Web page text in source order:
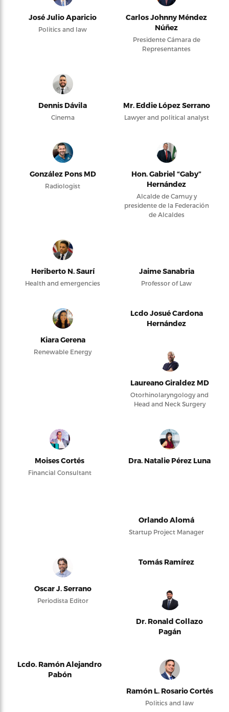
José Julio Aparicio
Politics and law
Carlos Johnny Méndez
Núñez
Presidente Cámara de
Representantes
Dennis Dávila
Cinema
Mr. Eddie López Serrano
Lawyer and political analyst
González Pons MD
Radiologist
Hon. Gabriel “Gaby”
Hernández
Alcalde de Camuy y
presidente de la Federación
de Alcaldes
Heriberto N. Saurí
Health and emergencies
Jaime Sanabria
Professor of Law
Kiara Gerena
Renewable Energy
Lcdo Josué Cardona
Hernández
Laureano Giraldez MD
Otorhinolaryngology and
Head and Neck Surgery
Moises Cortés
Financial Consultant
Dra. Natalie Pérez Luna
Orlando Alomá
Startup Project Manager
Oscar J. Serrano
Periodista Editor
Tomás Ramírez
Dr. Ronald Collazo
Pagán
Lcdo. Ramón Alejandro
Pabón
Ramón L. Rosario Cortés
Politics and law